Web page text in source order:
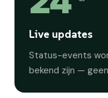
Live updates
Status-events
bekend zijn —